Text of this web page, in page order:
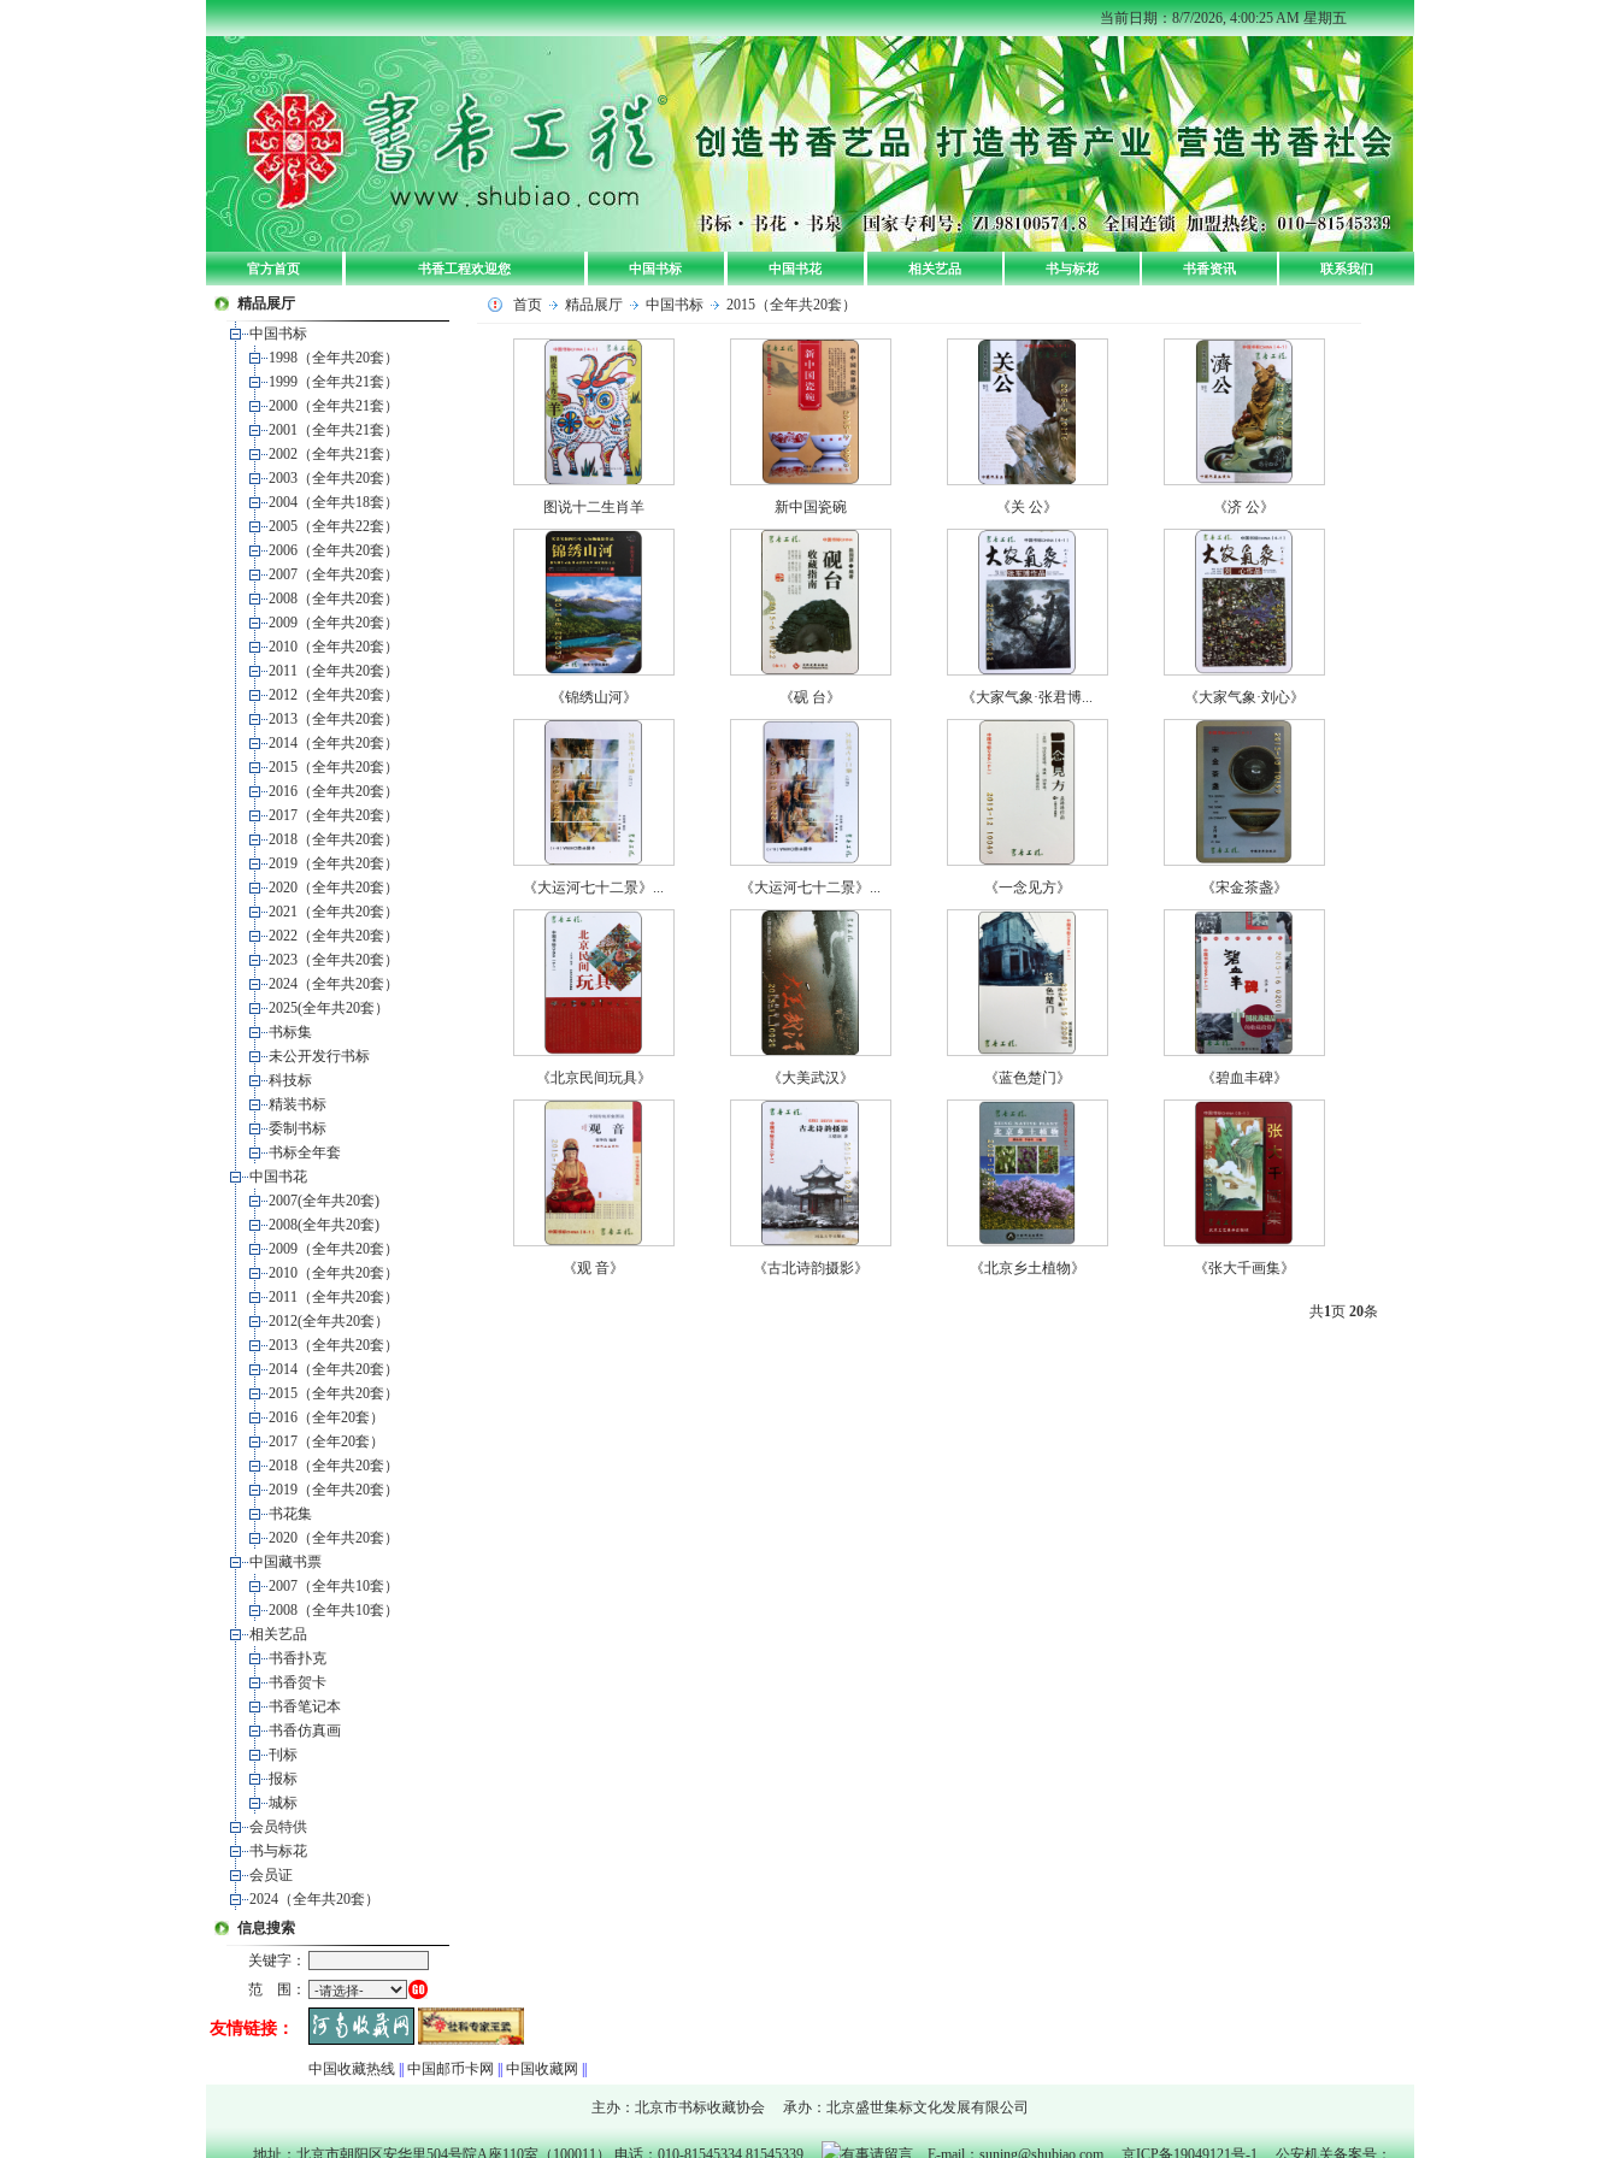
当前日期：8/7/2026, 4:00:25 AM 星期五
官方首页 书香工程欢迎您 中国书标 中国书花 相关艺品 书与标花 书香资讯 联系我们
精品展厅
中国书标
1998（全年共20套）
1999（全年共21套）
2000（全年共21套）
2001（全年共21套）
2002（全年共21套）
2003（全年共20套）
2004（全年共18套）
2005（全年共22套）
2006（全年共20套）
2007（全年共20套）
2008（全年共20套）
2009（全年共20套）
2010（全年共20套）
2011（全年共20套）
2012（全年共20套）
2013（全年共20套）
2014（全年共20套）
2015（全年共20套）
2016（全年共20套）
2017（全年共20套）
2018（全年共20套）
2019（全年共20套）
2020（全年共20套）
2021（全年共20套）
2022（全年共20套）
2023（全年共20套）
2024（全年共20套）
2025(全年共20套）
书标集
未公开发行书标
科技标
精装书标
委制书标
书标全年套
中国书花
2007(全年共20套)
2008(全年共20套)
2009（全年共20套）
2010（全年共20套）
2011（全年共20套）
2012(全年共20套）
2013（全年共20套）
2014（全年共20套）
2015（全年共20套）
2016（全年20套）
2017（全年20套）
2018（全年共20套）
2019（全年共20套）
书花集
2020（全年共20套）
中国藏书票
2007（全年共10套）
2008（全年共10套）
相关艺品
书香扑克
书香贺卡
书香笔记本
书香仿真画
刊标
报标
城标
会员特供
书与标花
会员证
2024（全年共20套）
信息搜索
关键字：
范 围：
首页 精品展厅 中国书标 2015（全年共20套）
图说十二生肖羊 新中国瓷碗 《关 公》 《济 公》
《锦绣山河》 《砚 台》 《大家气象·张君博... 《大家气象·刘心》
《大运河七十二景》... 《大运河七十二景》... 《一念见方》 《宋金茶盏》
《北京民间玩具》 《大美武汉》 《蓝色楚门》 《碧血丰碑》
《观 音》 《古北诗韵摄影》 《北京乡土植物》 《张大千画集》
共1页 20条
友情链接：
中国收藏热线|| 中国邮币卡网 中国收藏网
主办：北京市书标收藏协会 承办：北京盛世集标文化发展有限公司
地址：北京市朝阳区安华里504号院A座110室（100011） 电话：010-81545334 81545339 E-mail：suning@shubiao.com京ICP备19049121号-1公安机关备案号：